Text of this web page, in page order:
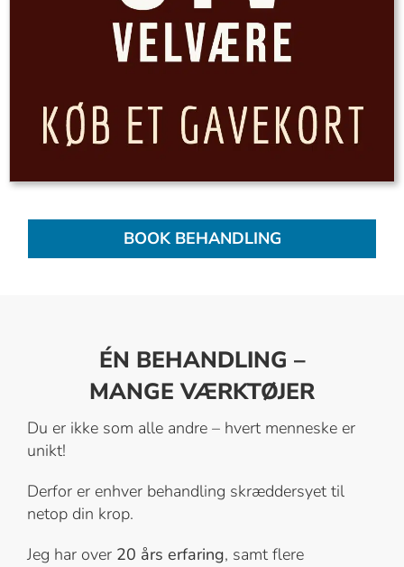
BOOK BEHANDLING
ÉN BEHANDLING –
MANGE VÆRKTØJER
Du er ikke som alle andre – hvert menneske er
unikt!
Derfor er enhver behandling skræddersyet til
netop din krop.
Jeg har over 20 års erfaring, samt flere